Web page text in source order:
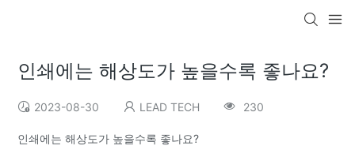
인쇄에는 해상도가 높을수록 좋나요?
2023-08-30 LEAD TECH 230
인쇄에는 해상도가 높을수록 좋나요?